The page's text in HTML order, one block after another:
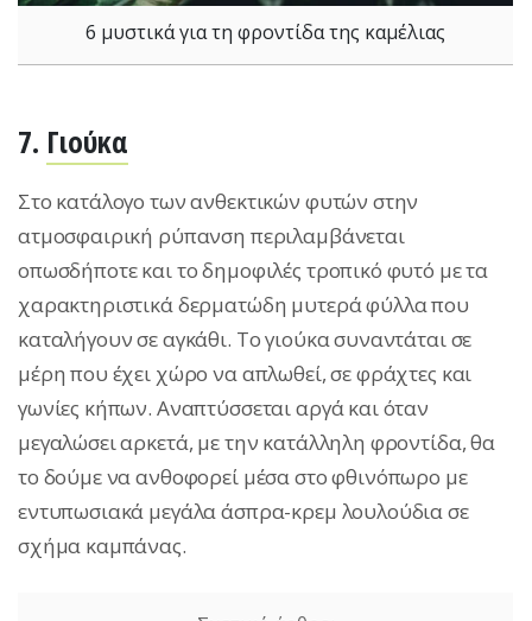
6 μυστικά για τη φροντίδα της καμέλιας
7. Γιούκα
Στο κατάλογο των ανθεκτικών φυτών στην
ατμοσφαιρική ρύπανση περιλαμβάνεται
οπωσδήποτε και το δημοφιλές τροπικό φυτό με τα
χαρακτηριστικά δερματώδη μυτερά φύλλα που
καταλήγουν σε αγκάθι. Το γιούκα συναντάται σε
μέρη που έχει χώρο να απλωθεί, σε φράχτες και
γωνίες κήπων. Αναπτύσσεται αργά και όταν
μεγαλώσει αρκετά, με την κατάλληλη φροντίδα, θα
το δούμε να ανθοφορεί μέσα στο φθινόπωρο με
εντυπωσιακά μεγάλα άσπρα-κρεμ λουλούδια σε
σχήμα καμπάνας.